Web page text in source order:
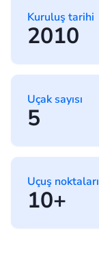
Kuruluş tarihi
2010
Uçak sayısı
5
Uçuş noktaları
10+